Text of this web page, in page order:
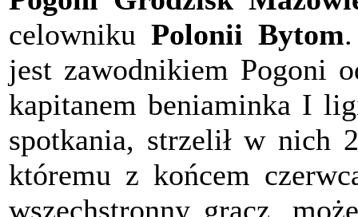
celowniku Polonii Bytom
jest zawodnikiem Pogoni
kapitanem beniaminka I
spotkania, strzelił w nich
któremu z końcem
wszechstronny gracz,